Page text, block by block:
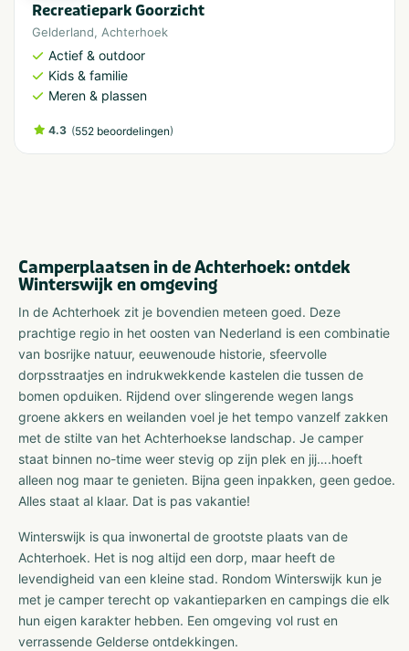
Recreatiepark Goorzicht
Gelderland, Achterhoek
Actief & outdoor
Kids & familie
Meren & plassen
4.3 (552 beoordelingen)
Camperplaatsen in de Achterhoek: ontdek
Winterswijk en omgeving
In de Achterhoek zit je bovendien meteen goed. Deze
prachtige regio in het oosten van Nederland is een combinatie
van bosrijke natuur, eeuwenoude historie, sfeervolle
dorpsstraatjes en indrukwekkende kastelen die tussen de
bomen opduiken. Rijdend over slingerende wegen langs
groene akkers en weilanden voel je het tempo vanzelf zakken
met de stilte van het Achterhoekse landschap. Je camper
staat binnen no-time weer stevig op zijn plek en jij….hoeft
alleen nog maar te genieten. Bijna geen inpakken, geen gedoe.
Alles staat al klaar. Dat is pas vakantie!
Winterswijk is qua inwonertal de grootste plaats van de
Achterhoek. Het is nog altijd een dorp, maar heeft de
levendigheid van een kleine stad. Rondom Winterswijk kun je
met je camper terecht op vakantieparken en campings die elk
hun eigen karakter hebben. Een omgeving vol rust en
verrassende Gelderse ontdekkingen.